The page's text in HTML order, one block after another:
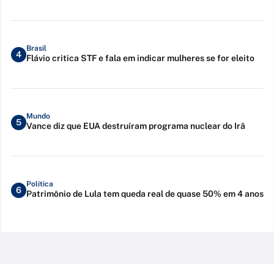
4
Brasil
Flávio critica STF e fala em indicar mulheres se for eleito
5
Mundo
Vance diz que EUA destruíram programa nuclear do Irã
6
Política
Patrimônio de Lula tem queda real de quase 50% em 4 anos